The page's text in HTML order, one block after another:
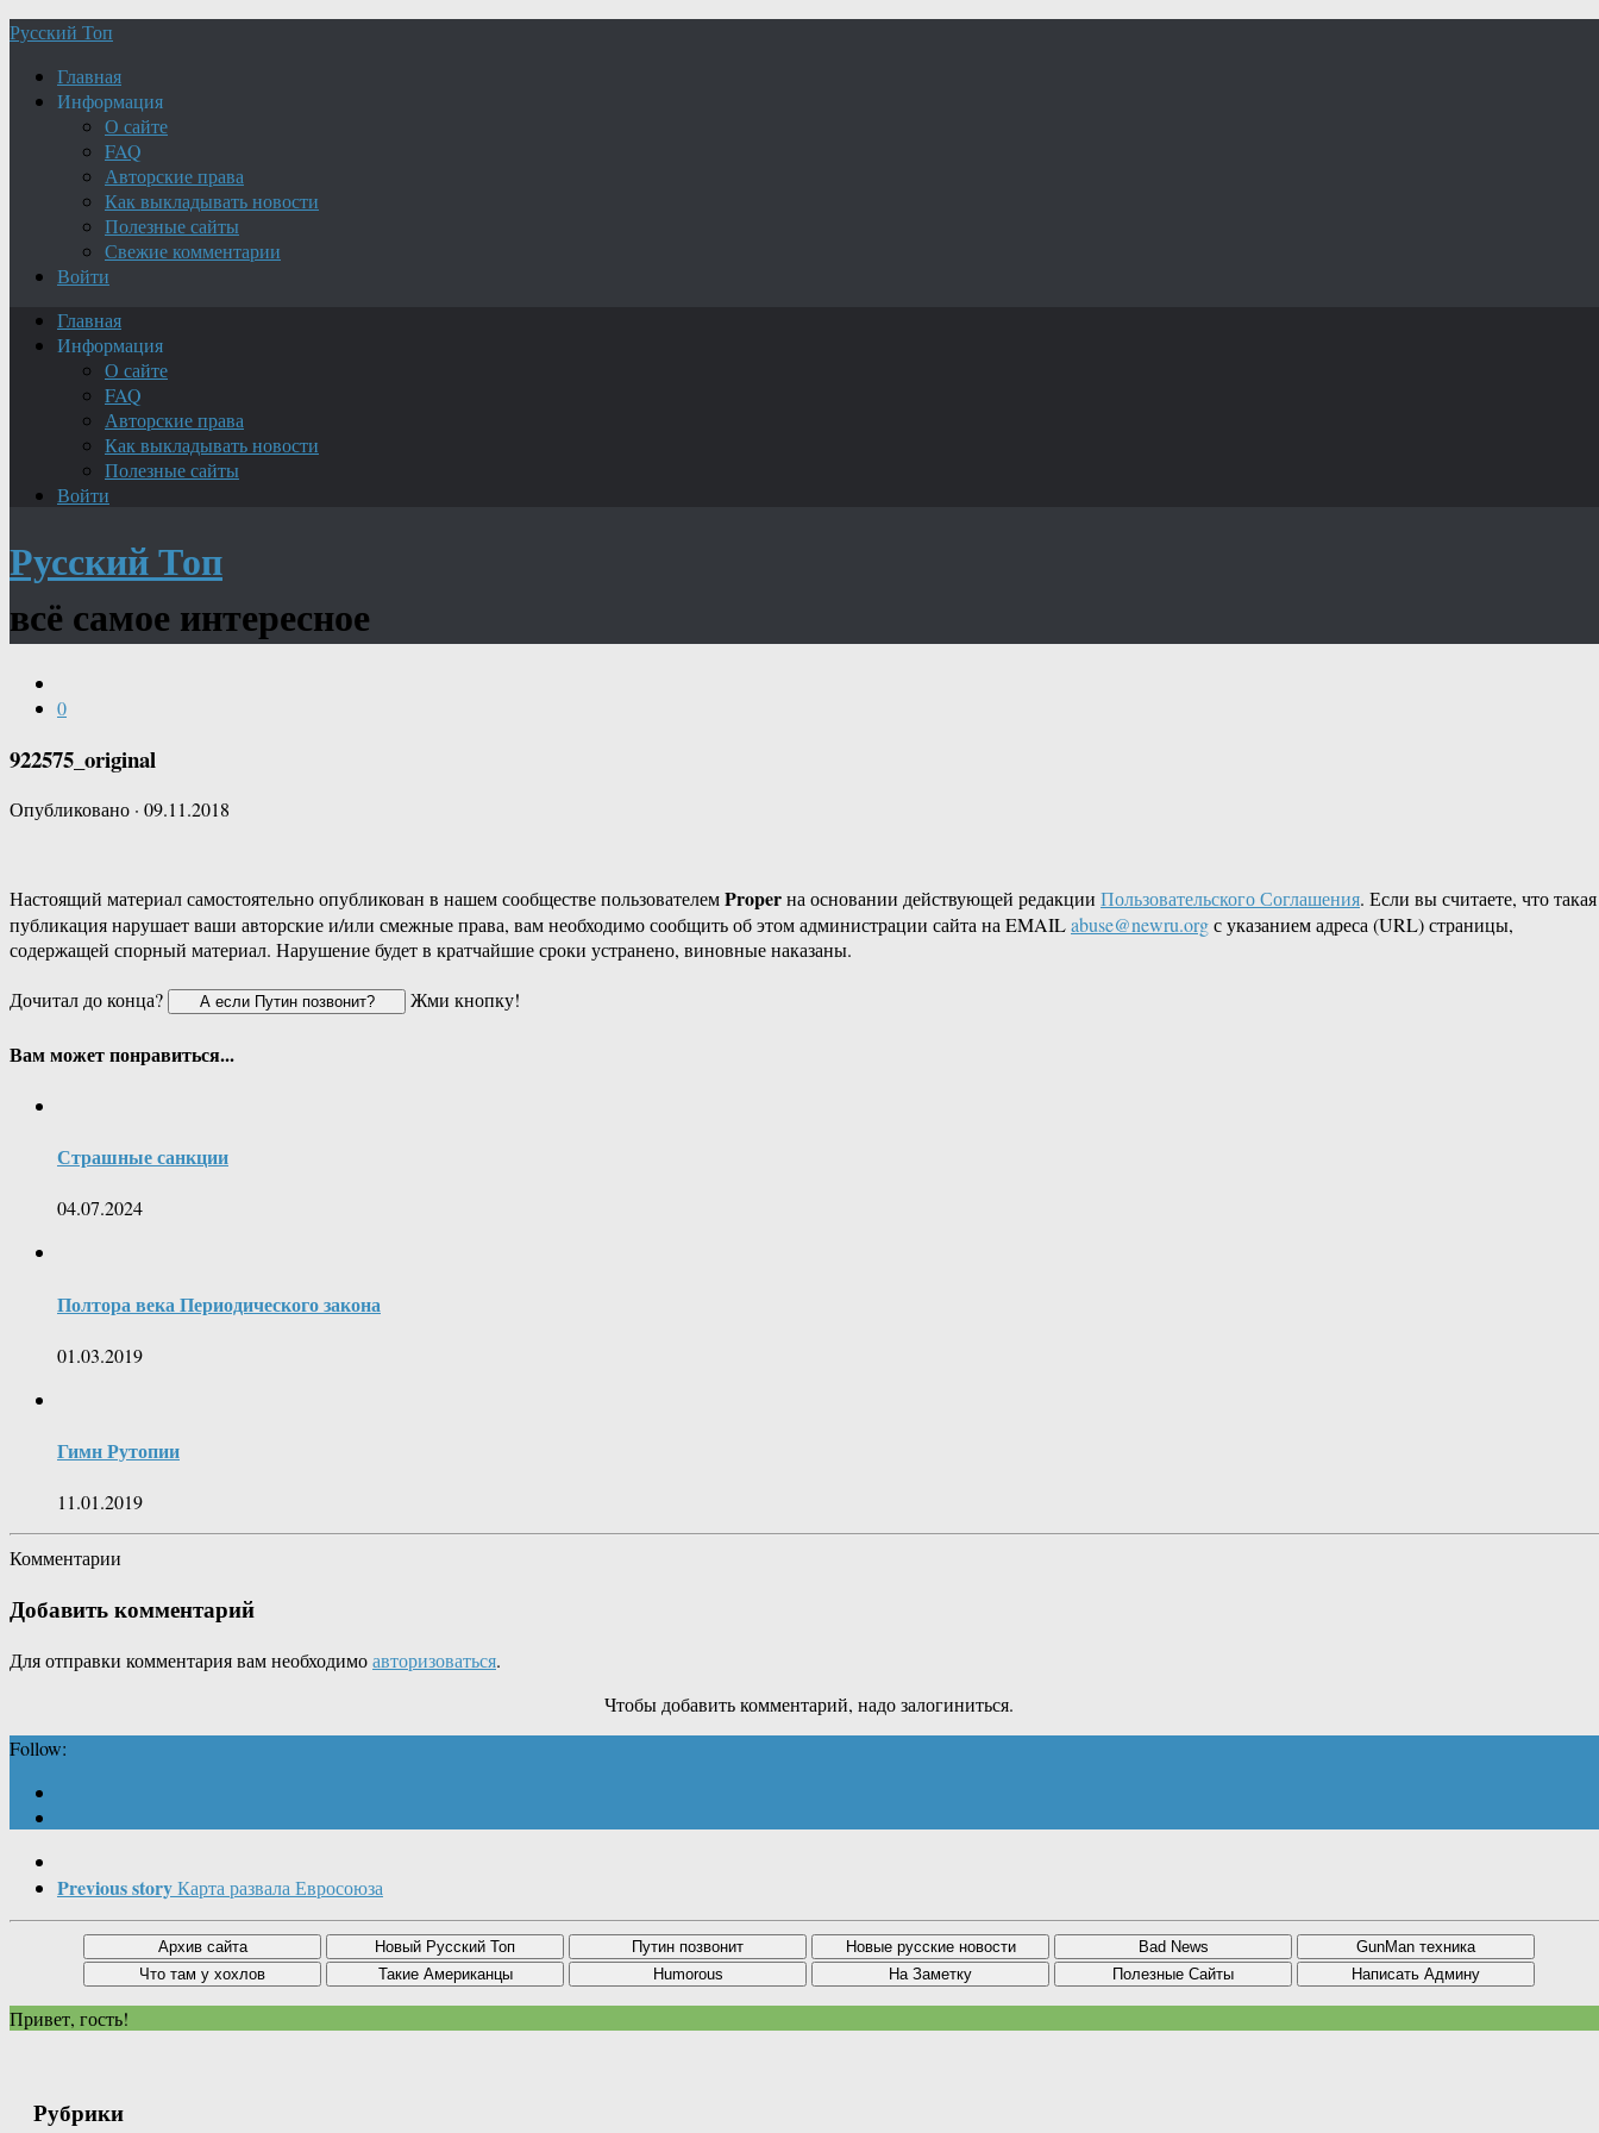
Русский Топ
Главная
Информация
О сайте
FAQ
Авторские права
Как выкладывать новости
Полезные сайты
Свежие комментарии
Войти
Главная
Информация
О сайте
FAQ
Авторские права
Как выкладывать новости
Полезные сайты
Войти
Русский Топ
всё самое интересное
0
922575_original
Опубликовано · 09.11.2018
Настоящий материал самостоятельно опубликован в нашем сообществе пользователемProperна основании действующей редакции Пользовательского Соглашения. Если вы считаете, что такая
публикация нарушает ваши авторские и/или смежные права, вам необходимо сообщить об этом администрации сайта на EMAILabuse@newru.orgс указанием адреса (URL) страницы,
содержащей спорный материал. Нарушение будет в кратчайшие сроки устранено, виновные наказаны.
Дочитал до конца?
Жми кнопку!
Вам может понравиться...
Страшные санкции
04.07.2024
Полтора века Периодического закона
01.03.2019
Гимн Рутопии
11.01.2019
Комментарии
Добавить комментарий
Для отправки комментария вам необходимоавторизоваться.
Чтобы добавить комментарий, надо залогиниться.
Follow:
Previous storyКарта развала Евросоюза
Привет, гость!
Рубрики